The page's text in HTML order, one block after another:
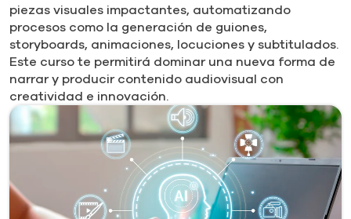
piezas visuales impactantes, automatizando
procesos como la generación de guiones,
storyboards, animaciones, locuciones y subtitulados.
Este curso te permitirá dominar una nueva forma de
narrar y producir contenido audiovisual con
creatividad e innovación.